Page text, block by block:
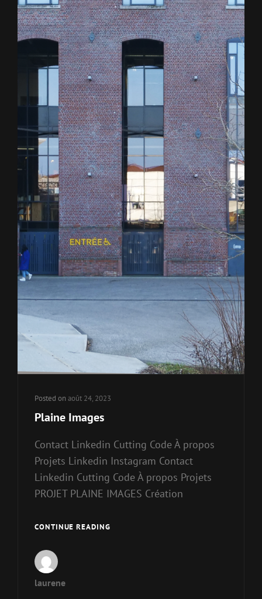
Posted on août 24, 2023
Plaine Images
Contact Linkedin Cutting Code À propos
Projets Linkedin Instagram Contact
Linkedin Cutting Code À propos Projets
PROJET PLAINE IMAGES Création
CONTINUE READING
laurene